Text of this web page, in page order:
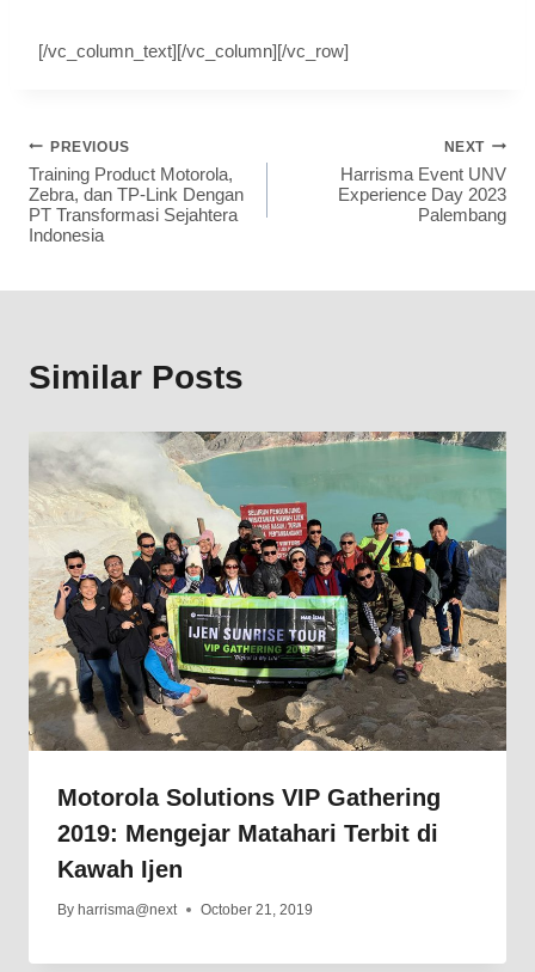
[/vc_column_text][/vc_column][/vc_row]
PREVIOUS
Training Product Motorola,
Zebra, dan TP-Link Dengan
PT Transformasi Sejahtera
Indonesia
NEXT
Harrisma Event UNV
Experience Day 2023
Palembang
Similar Posts
Motorola Solutions VIP Gathering
2019: Mengejar Matahari Terbit di
Kawah Ijen
By harrisma@next October 21, 2019